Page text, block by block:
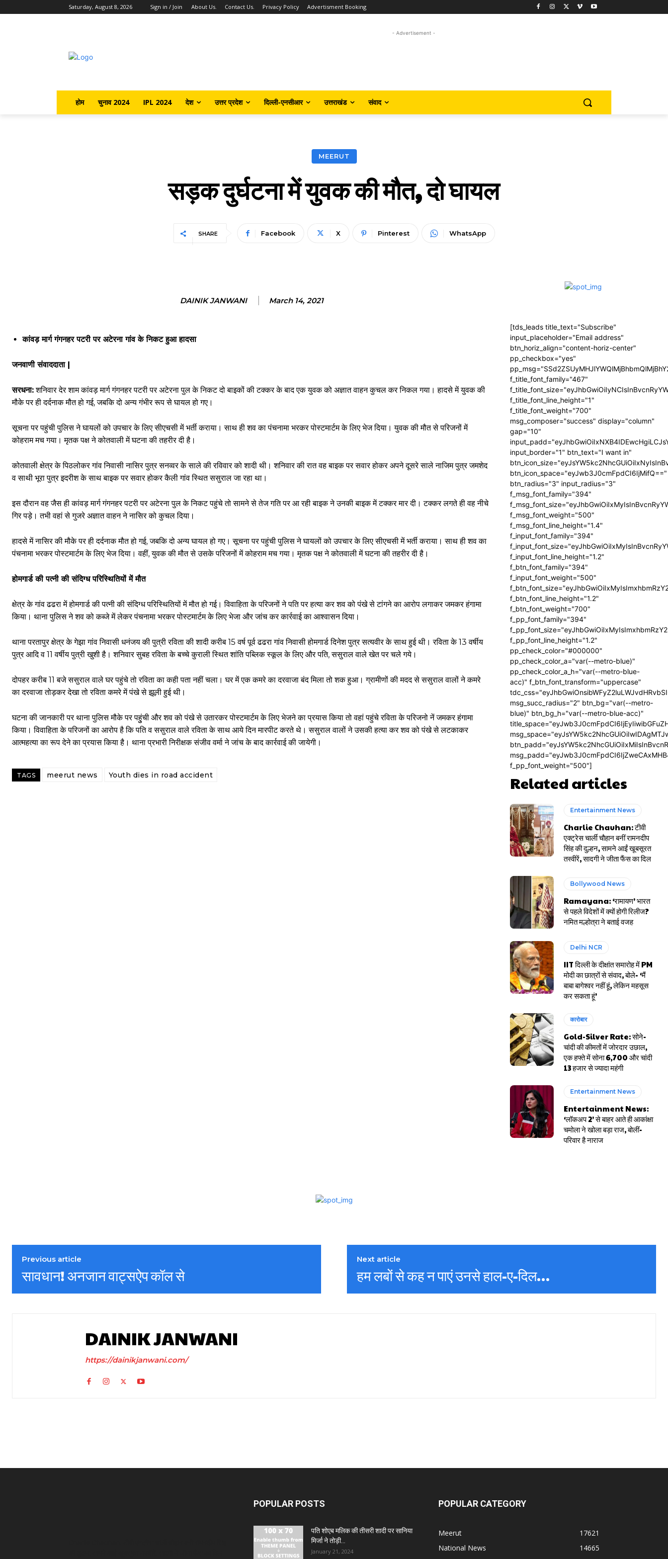
Saturday, August 8, 2026 Sign in / Join About Us. Contact Us. Privacy Policy Advertisment Booking
- Advertisement -
होम चुनाव 2024 IPL 2024 देश उत्तर प्रदेश दिल्ली-एनसीआर उत्तराखंड संवाद
MEERUT
सड़क दुर्घटना में युवक की मौत, दो घायल
SHARE Facebook X Pinterest WhatsApp
DAINIK JANWANI March 14, 2021
कांवड़ मार्ग गंगनहर पटरी पर अटेरना गांव के निकट हुआ हादसा
जनवाणी संवाददाता |
सरधना:शनिवार देर शाम कांवड़ मार्ग गंगनहर पटरी पर अटेरना पुल के निकट दो बाइकों की टक्कर के बाद एक युवक को अज्ञात वाहन कुचल कर निकल गया। हादसे में युवक की
मौके पर ही दर्दनाक मौत हो गई, जबकि दो अन्य गंभीर रूप से घायल हो गए।
सूचना पर पहुंची पुलिस ने घायलों को उपचार के लिए सीएचसी में भर्ती कराया। साथ ही शव का पंचनामा भरकर पोस्टमार्टम के लिए भेज दिया। युवक की मौत से परिजनों में
कोहराम मच गया। मृतक पक्ष ने कोतवाली में घटना की तहरीर दी है।
कोतवाली क्षेत्र के पिठलोकर गांव निवासी नासिर पुत्र सनव्वर के साले की रविवार को शादी थी। शनिवार की रात वह बाइक पर सवार होकर अपने दूसरे साले नाजिम पुत्र जमशेद
व साथी भूरा पुत्र इदरीश के साथ बाइक पर सवार होकर कैली गांव स्थित ससुराल जा रहा था।
इस दौरान वह जैस ही कांवड़ मार्ग गंगनहर पटरी पर अटेरना पुल के निकट पहुंचे तो सामने से तेज गति पर आ रही बाइक ने उनकी बाइक में टक्कर मार दी। टक्कर लगते ही वह नीचे
गिर पड़े। तभी वहां से गुजरे अज्ञात वाहन ने नासिर को कुचल दिया।
हादसे में नासिर की मौके पर ही दर्दनाक मौत हो गई, जबकि दो अन्य घायल हो गए। सूचना पर पहुंची पुलिस ने घायलों को उपचार के लिए सीएचसी में भर्ती कराया। साथ ही शव का
पंचनामा भरकर पोस्टमार्टम के लिए भेज दिया। वहीं, युवक की मौत से उसके परिजनों में कोहराम मच गया। मृतक पक्ष ने कोतवाली में घटना की तहरीर दी है।
होमगार्ड की पत्नी की संदिग्ध परिस्थितियों में मौत
क्षेत्र के गांव ढढरा में होमगार्ड की पत्नी की संदिग्ध परिस्थितियों में मौत हो गई। विवाहिता के परिजनों ने पति पर हत्या कर शव को पंखे से टांगने का आरोप लगाकर जमकर हंगामा
किया। थाना पुलिस ने शव को कब्जे में लेकर पंचनामा भरकर पोस्टमार्टम के लिए भेजा और जांच कर कार्रवाई का आश्वासन दिया।
थाना परतापुर क्षेत्र के गेझा गांव निवासी धनंजय की पुत्री रविता की शादी करीब 15 वर्ष पूर्व ढढरा गांव निवासी होमगार्ड दिनेश पुत्र सत्यवीर के साथ हुई थी। रविता के 13 वर्षीय
पुत्र आदि व 11 वर्षीय पुत्री खुशी है। शनिवार सुबह रविता के बच्चे कुराली स्थित शांति पब्लिक स्कूल के लिए और पति, ससुराल वाले खेत पर चले गये।
दोपहर करीब 11 बजे ससुराल वाले घर पहुंचे तो रविता का कही पता नहीं चला। घर में एक कमरे का दरवाजा बंद मिला तो शक हुआ। ग्रामीणों की मदद से ससुराल वालों ने कमरे
का दरवाजा तोड़कर देखा तो रविता कमरे में पंखे से झूली हुई थी।
घटना की जानकारी पर थाना पुलिस मौके पर पहुुंची और शव को पंखे से उतारकर पोस्टमार्टम के लिए भेजने का प्रयास किया तो वहां पहुंचे रविता के परिजनो नें जमकर हंगामा
किया। विवाहिता के परिजनों का आरोप है कि पति व ससुराल वाले रविता के साथ आये दिन मारपीट करते थे। ससुराल वालों ने उसकी हत्या कर शव को पंखे से लटकाकर
आत्महत्या का रूप देने का प्रयास किया है। थाना प्रभारी निरीक्षक संजीव वर्मा ने जांच के बाद कार्रवाई की जायेगी।
TAGS meerut news Youth dies in road accident
[tds_leads title_text="Subscribe"
input_placeholder="Email address"
btn_horiz_align="content-horiz-center"
pp_checkbox="yes"
f_title_font_family="467"
f_title_font_line_height="1"
f_title_font_weight="700"
msg_composer="success" display="column"
gap="10"
input_border="1" btn_text="I want in"
btn_icon_space="eyJwb3J0cmFpdCI6IjMifQ=="
btn_radius="3" input_radius="3"
f_msg_font_family="394"
f_msg_font_weight="500"
f_msg_font_line_height="1.4"
f_input_font_family="394"
f_input_font_line_height="1.2"
f_btn_font_family="394"
f_input_font_weight="500"
f_btn_font_line_height="1.2"
f_btn_font_weight="700"
f_pp_font_family="394"
f_pp_font_line_height="1.2"
pp_check_color="#000000"
pp_check_color_a="var(--metro-blue)"
pp_check_color_a_h="var(--metro-blue-
acc)" f_btn_font_transform="uppercase"
msg_succ_radius="2" btn_bg="var(--metro-
blue)" btn_bg_h="var(--metro-blue-acc)"
f_pp_font_weight="500"]
Related articles
Entertainment News
Charlie Chauhan: टीवी
एक्ट्रेस चार्ली चौहान बनीं रामनदीप
सिंह की दुल्हन, सामने आईं खूबसूरत
तस्वीरें, सादगी ने जीता फैंस का दिल
Bollywood News
Ramayana: ‘रामायण’ भारत
से पहले विदेशों में क्यों होगी रिलीज?
नमित मल्होत्रा ने बताई वजह
Delhi NCR
IIT दिल्ली के दीक्षांत समारोह में PM
मोदी का छात्रों से संवाद, बोले- ‘मैं
बाबा बागेश्वर नहीं हूं, लेकिन महसूस
कर सकता हूं’
कारोबार
Gold-Silver Rate: सोने-
चांदी की कीमतों में जोरदार उछाल,
एक हफ्ते में सोना ₹6,700 और चांदी
₹13 हजार से ज्यादा महंगी
Entertainment News
Entertainment News:
‘लॉकअप 2’ से बाहर आते ही आकांक्षा
चमोला ने खोला बड़ा राज, बोलीं-
परिवार है नाराज
Previous article
सावधान! अनजान वाट्सऐप कॉल से
Next article
हम लबों से कह न पाएं उनसे हाल-ए-दिल…
DAINIK JANWANI
https://dainikjanwani.com/
POPULAR POSTS
पति शोएब मलिक की तीसरी शादी पर सानिया
मिर्जा ने तोड़ी...
January 21, 2024
POPULAR CATEGORY
Meerut
17621
National News
14665